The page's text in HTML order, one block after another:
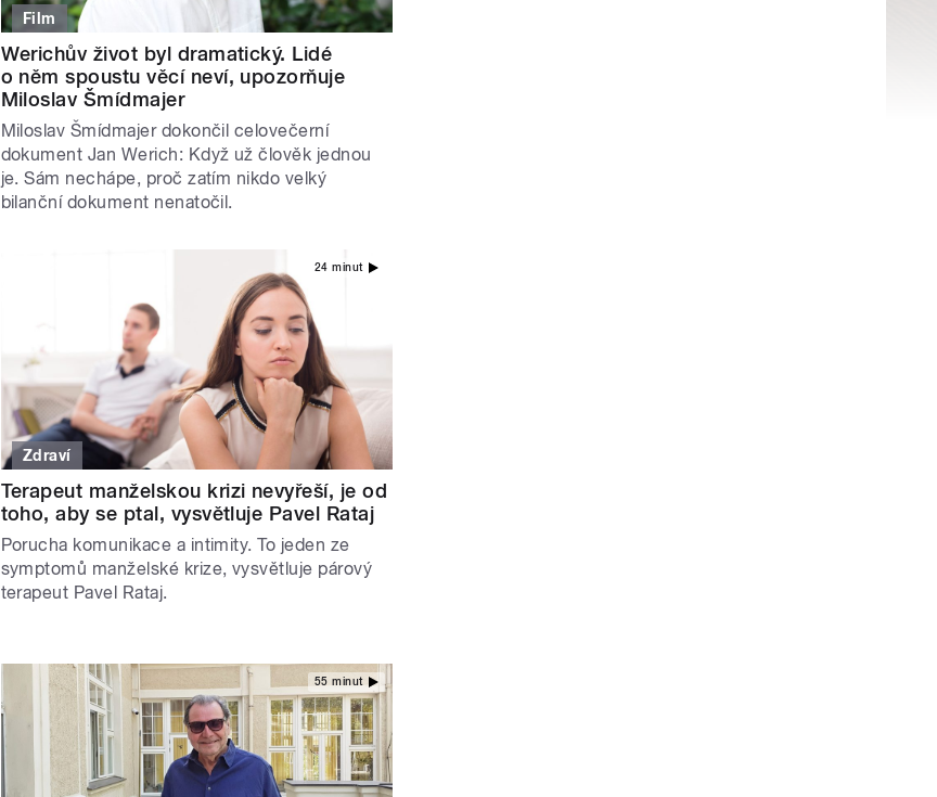
Film
Werichův život byl dramatický. Lidé
o něm spoustu věcí neví, upozorňuje
Miloslav Šmídmajer
Miloslav Šmídmajer dokončil celovečerní
dokument Jan Werich: Když už člověk jednou
je. Sám nechápe, proč zatím nikdo velký
bilanční dokument nenatočil.
24 minut
Zdraví
Terapeut manželskou krizi nevyřeší, je od
toho, aby se ptal, vysvětluje Pavel Rataj
Porucha komunikace a intimity. To jeden ze
symptomů manželské krize, vysvětluje párový
terapeut Pavel Rataj.
55 minut